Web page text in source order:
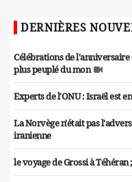
DERNIÈRES
Célébrations de
plus peuplé du mon
Experts de l'ONU : Israël est
La Norvège n'était pas
iranienne
le voyage de Grossi à Téhéran